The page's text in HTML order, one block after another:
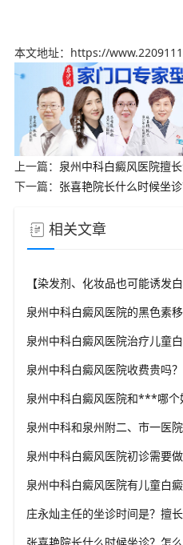
本文地址：https://
上一篇： 泉州中科白癜风医院擅
下一篇： 张喜艳院长什么时候坐诊
相关文章
泉州中科白癜风医院的黑色素
泉州中科白癜风医院治疗儿童
泉州中科白癜风医院收费贵吗？
泉州中科白癜风医院和***哪个
泉州中科和泉州附二、市一医
泉州中科白癜风医院初诊需要
泉州中科白癜风医院有儿童白癜
庄永灿主任的坐诊时间是？擅长